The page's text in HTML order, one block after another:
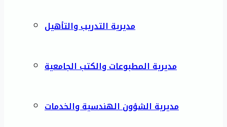
مديرية التدريب والتأهيل
مديرية المطبوعات والكتب الجامعية
مديرية الشؤون الهندسية والخدمات